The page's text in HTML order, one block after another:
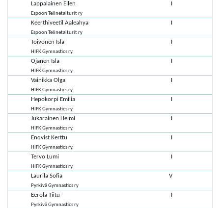
Lappalainen Ellen
Espoon Telinetaiturit ry
I
Keerthiveetil Aaleahya
Espoon Telinetaiturit ry
I
Toivonen Isla
HIFK Gymnastics ry.
I
Ojanen Isla
HIFK Gymnastics ry.
I
Vainikka Olga
HIFK Gymnastics ry.
I
Hepokorpi Emilia
HIFK Gymnastics ry.
I
Jukarainen Helmi
HIFK Gymnastics ry.
I
Enqvist Kerttu
HIFK Gymnastics ry.
I
Tervo Lumi
HIFK Gymnastics ry.
I
Laurila Sofia
Pyrkivä Gymnastics ry
V
Eerola Tiitu
Pyrkivä Gymnastics ry
I